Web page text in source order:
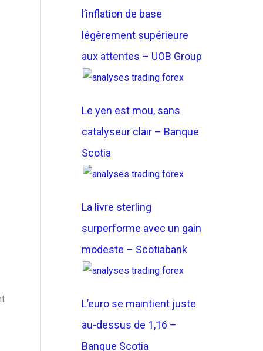
l’inflation de base
légèrement supérieure
aux attentes – UOB Group
Le yen est mou, sans
catalyseur clair – Banque
Scotia
La livre sterling
surperforme avec un gain
modeste – Scotiabank
L’euro se maintient juste
au-dessus de 1,16 –
Banque Scotia